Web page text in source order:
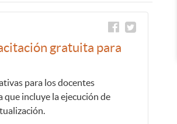
gratuita para
para los docentes
incluye la ejecución de